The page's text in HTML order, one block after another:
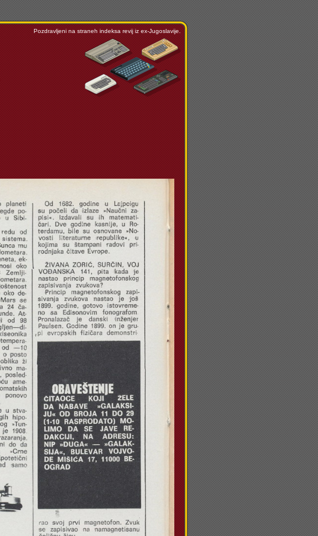
Pozdravljeni na straneh indeksa revij iz ex-Jugoslavije.